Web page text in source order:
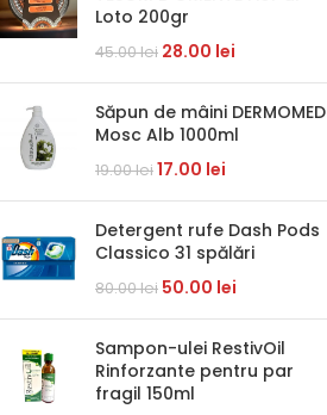
Loto 200gr
45.00lei 28.00 lei
Săpun de mâini DERMOMED
Mosc Alb 1000ml
19.00lei17.00 lei
Detergent rufe Dash Pods
Classico 31 spălări
80.00lei 50.00 lei
Sampon-ulei RestivOil
Rinforzante pentru par
fragil 150ml